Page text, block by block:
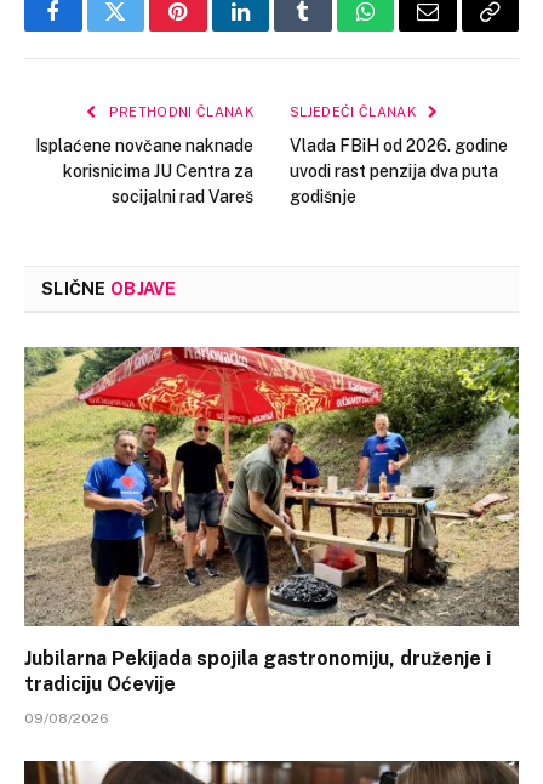
FacebookTwitterPinterestLinkedInTumblrWhatsApp
Email Copy
PRETHODNI ČLANAK
Isplaćene novčane naknade
korisnicima JU Centra za
socijalni rad Vareš
SLJEDEĆI ČLANAK
Vlada FBiH od 2026. godine
uvodi rast penzija dva puta
godišnje
SLIČNE OBJAVE
Jubilarna Pekijada spojila gastronomiju, druženje i
tradiciju Oćevije
09/08/2026